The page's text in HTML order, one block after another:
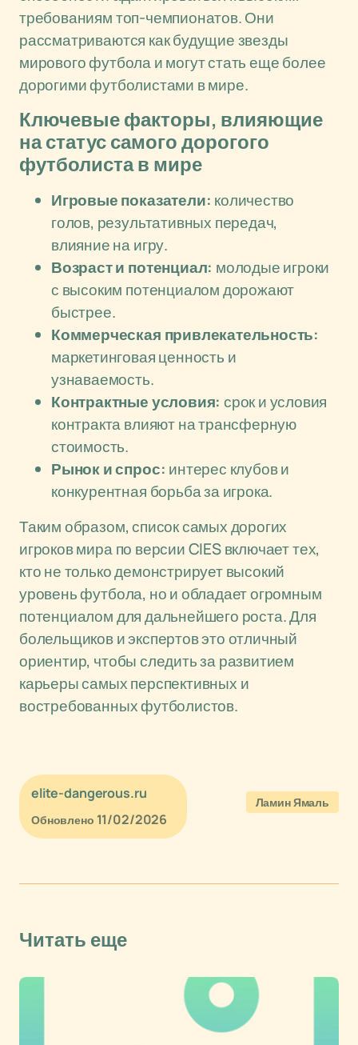
требованиям топ-чемпионатов. Они
рассматриваются как будущие звезды
мирового футбола и могут стать еще более
дорогими футболистами в мире.
Ключевые факторы, влияющие
на статус самого дорогого
футболиста в мире
Игровые показатели: количество
голов, результативных передач,
влияние на игру.
Возраст и потенциал: молодые игроки
с высоким потенциалом дорожают
быстрее.
Коммерческая привлекательность:
маркетинговая ценность и
узнаваемость.
Контрактные условия: срок и условия
контракта влияют на трансферную
стоимость.
Рынок и спрос: интерес клубов и
конкурентная борьба за игрока.
Таким образом, список самых дорогих
игроков мира по версии CIES включает тех,
кто не только демонстрирует высокий
уровень футбола, но и обладает огромным
потенциалом для дальнейшего роста. Для
болельщиков и экспертов это отличный
ориентир, чтобы следить за развитием
карьеры самых перспективных и
востребованных футболистов.
elite-dangerous.ru
Обновлено 11/02/2026
Ламин Ямаль
Читать еще